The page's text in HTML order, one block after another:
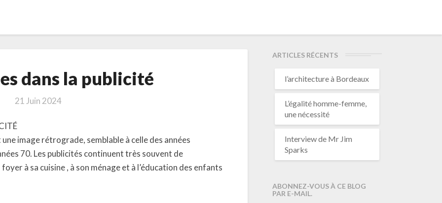
femmes
la
dans la publicité
21 Juin 2024
image rétrograde, semblable à celle des années
70. Les publicités continuent très souvent de
à sa cuisine , à son ménage et à l’éducation des enfants
ARTICLES RÉCENTS
l’architecture à Bordeaux
L’égalité homme-femme,
une nécessité
Interview de Mr Jim
Sparks
ABONNEZ-VOUS À CE BLOG
PAR E-MAIL.